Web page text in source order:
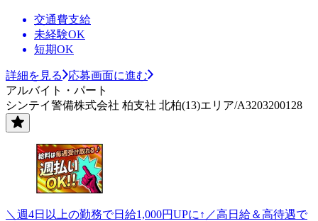
交通費支給
未経験OK
短期OK
詳細を見る
応募画面に進む
アルバイト・パート
シンテイ警備株式会社 柏支社 北柏(13)エリア/A3203200128
＼週4日以上の勤務で日給1,000円UPに↑／高日給＆高待遇で